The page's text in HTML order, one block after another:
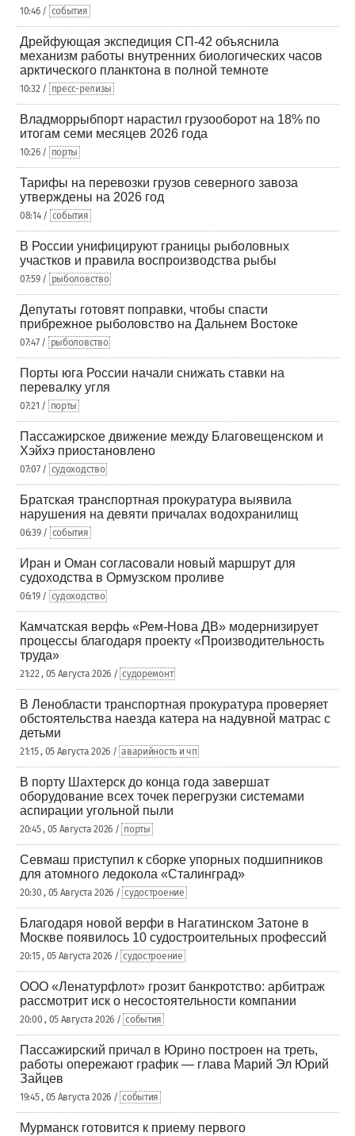
10:46 / события
Дрейфующая экспедиция СП-42 объяснила
механизм работы внутренних биологических часов
арктического планктона в полной темноте
10:32 / пресс-релизы
Владморрыбпорт нарастил грузооборот на 18% по
итогам семи месяцев 2026 года
10:26 / порты
Тарифы на перевозки грузов северного завоза
утверждены на 2026 год
08:14 / события
В России унифицируют границы рыболовных
участков и правила воспроизводства рыбы
07:59 / рыболовство
Депутаты готовят поправки, чтобы спасти
прибрежное рыболовство на Дальнем Востоке
07:47 / рыболовство
Порты юга России начали снижать ставки на
перевалку угля
07:21 / порты
Пассажирское движение между Благовещенском и
Хэйхэ приостановлено
07:07 / судоходство
Братская транспортная прокуратура выявила
нарушения на девяти причалах водохранилищ
06:39 / события
Иран и Оман согласовали новый маршрут для
судоходства в Ормузском проливе
06:19 / судоходство
Камчатская верфь «Рем-Нова ДВ» модернизирует
процессы благодаря проекту «Производительность
труда»
21:22 , 05 Августа 2026 / судоремонт
В Ленобласти транспортная прокуратура проверяет
обстоятельства наезда катера на надувной матрас с
детьми
21:15 , 05 Августа 2026 / аварийность и чп
В порту Шахтерск до конца года завершат
оборудование всех точек перегрузки системами
аспирации угольной пыли
20:45 , 05 Августа 2026 / порты
Севмаш приступил к сборке упорных подшипников
для атомного ледокола «Сталинград»
20:30 , 05 Августа 2026 / судостроение
Благодаря новой верфи в Нагатинском Затоне в
Москве появилось 10 судостроительных профессий
20:15 , 05 Августа 2026 / судостроение
ООО «Ленатурфлот» грозит банкротство: арбитраж
рассмотрит иск о несостоятельности компании
20:00 , 05 Августа 2026 / события
Пассажирский причал в Юрино построен на треть,
работы опережают график — глава Марий Эл Юрий
Зайцев
19:45 , 05 Августа 2026 / события
Мурманск готовится к приему первого